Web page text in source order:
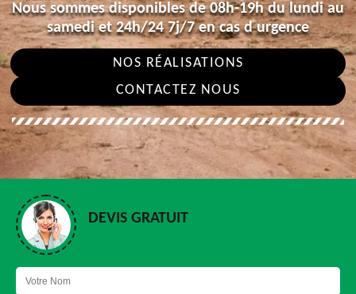
Nous sommes disponibles de 08h-19h du lundi au
samedi et 24h/24 7j/7 en cas d urgence
NOS RÉALISATIONS
CONTACTEZ NOUS
DEVIS GRATUIT